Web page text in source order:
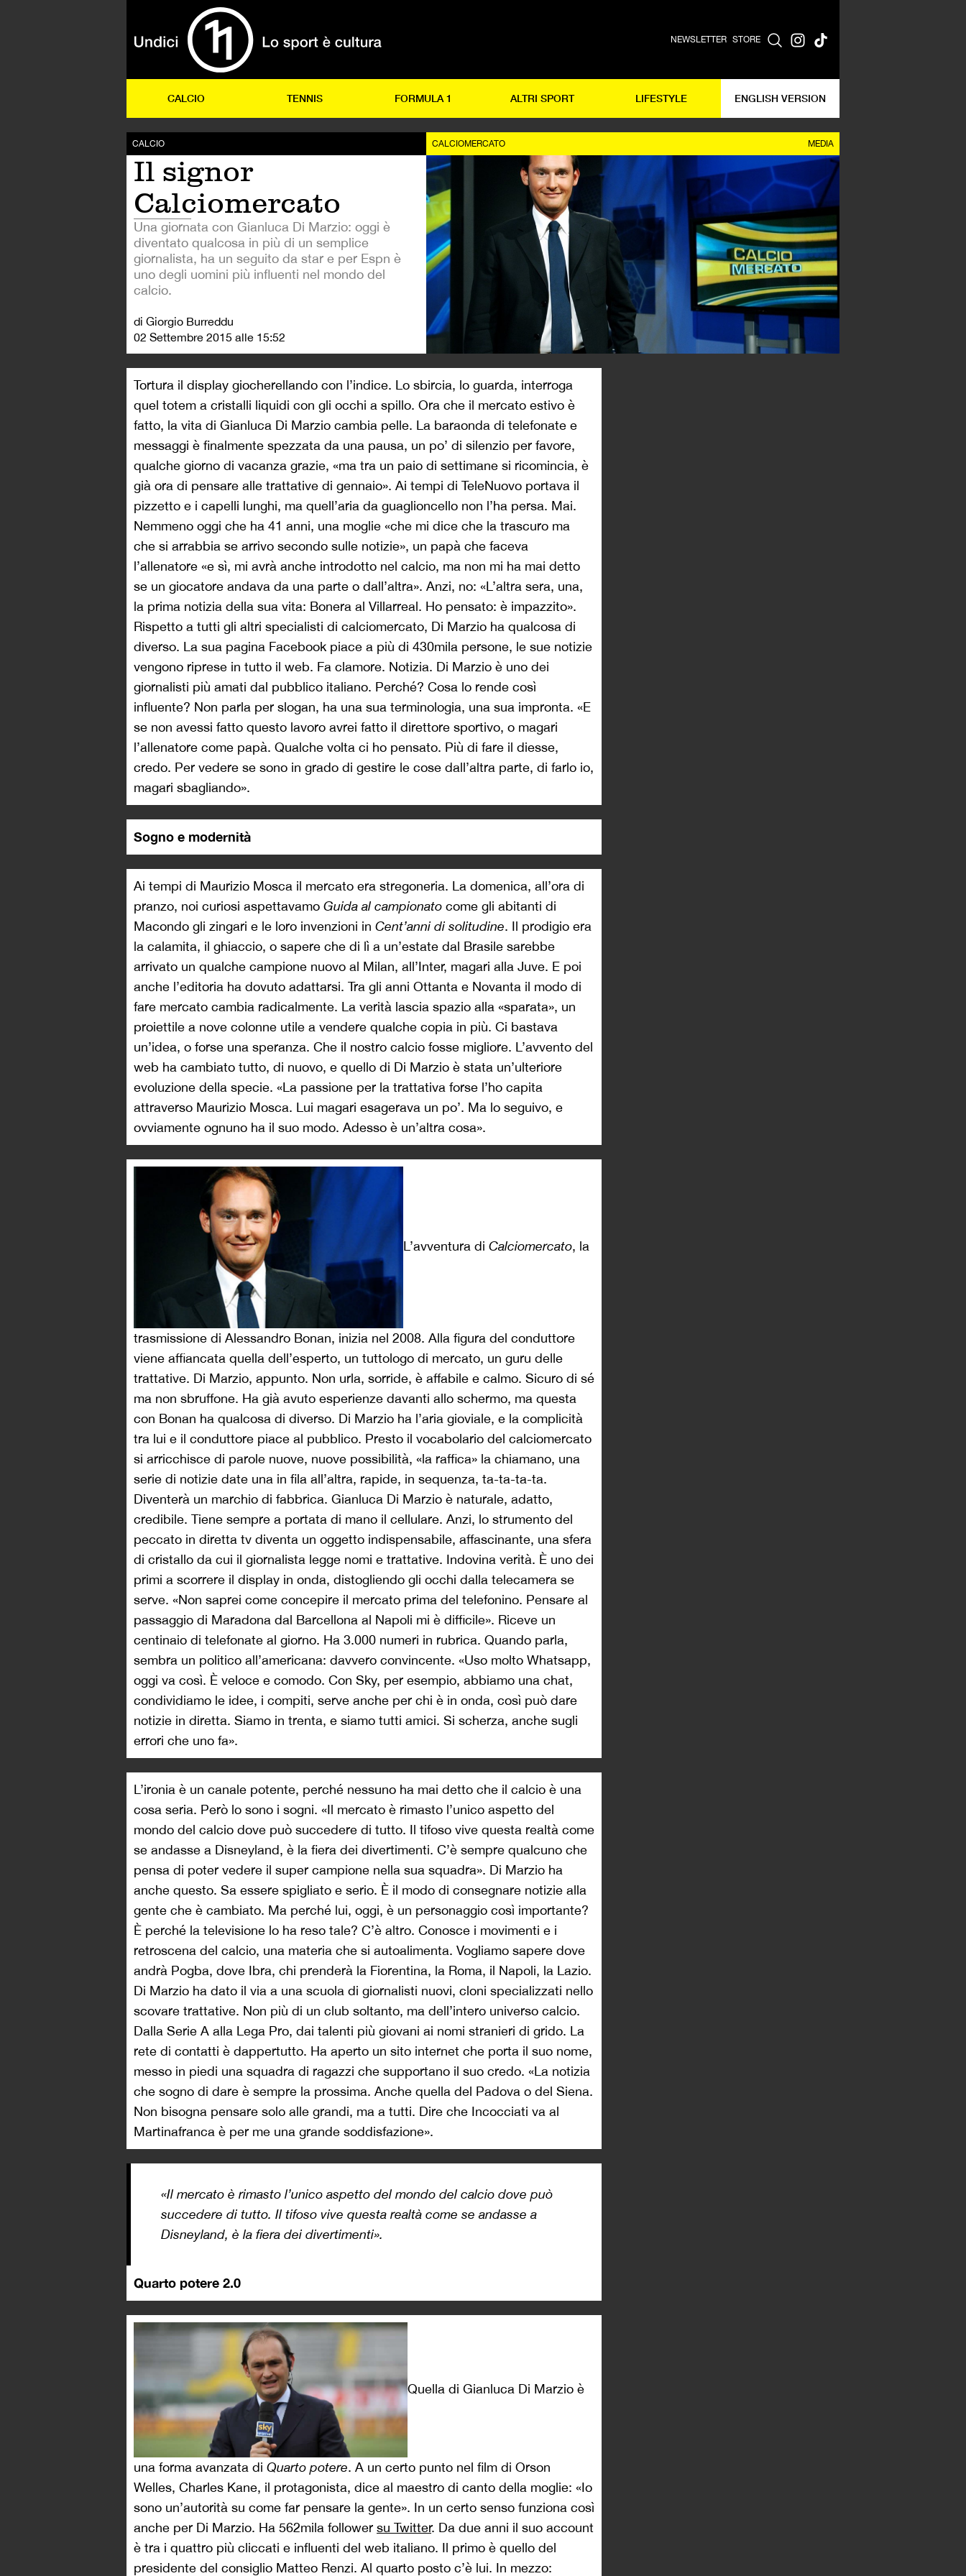
NEWSLETTER STORE
CALCIO TENNIS FORMULA 1 ALTRI SPORT LIFESTYLE ENGLISH VERSION
CALCIO
Il signor
Calciomercato
Una giornata con Gianluca Di Marzio: oggi è
diventato qualcosa in più di un semplice
giornalista, ha un seguito da star e per Espn è
uno degli uomini più influenti nel mondo del
calcio.
di Giorgio Burreddu
02 Settembre 2015 alle 15:52
CALCIOMERCATO MEDIA
Tortura il display giocherellando con l’indice. Lo sbircia, lo guarda, interroga
quel totem a cristalli liquidi con gli occhi a spillo. Ora che il mercato estivo è
fatto, la vita di Gianluca Di Marzio cambia pelle. La baraonda di telefonate e
messaggi è finalmente spezzata da una pausa, un po’ di silenzio per favore,
qualche giorno di vacanza grazie, «ma tra un paio di settimane si ricomincia, è
già ora di pensare alle trattative di gennaio». Ai tempi di TeleNuovo portava il
pizzetto e i capelli lunghi, ma quell’aria da guaglioncello non l’ha persa. Mai.
Nemmeno oggi che ha 41 anni, una moglie «che mi dice che la trascuro ma
che si arrabbia se arrivo secondo sulle notizie», un papà che faceva
l’allenatore «e sì, mi avrà anche introdotto nel calcio, ma non mi ha mai detto
se un giocatore andava da una parte o dall’altra». Anzi, no: «L’altra sera, una,
la prima notizia della sua vita: Bonera al Villarreal. Ho pensato: è impazzito».
Rispetto a tutti gli altri specialisti di calciomercato, Di Marzio ha qualcosa di
diverso. La sua pagina Facebook piace a più di 430mila persone, le sue notizie
vengono riprese in tutto il web. Fa clamore. Notizia. Di Marzio è uno dei
giornalisti più amati dal pubblico italiano. Perché? Cosa lo rende così
influente? Non parla per slogan, ha una sua terminologia, una sua impronta. «E
se non avessi fatto questo lavoro avrei fatto il direttore sportivo, o magari
l’allenatore come papà. Qualche volta ci ho pensato. Più di fare il diesse,
credo. Per vedere se sono in grado di gestire le cose dall’altra parte, di farlo io,
magari sbagliando».
Sogno e modernità
Ai tempi di Maurizio Mosca il mercato era stregoneria. La domenica, all’ora di
pranzo, noi curiosi aspettavamo Guida al campionato come gli abitanti di
Macondo gli zingari e le loro invenzioni in Cent’anni di solitudine. Il prodigio era
la calamita, il ghiaccio, o sapere che di lì a un’estate dal Brasile sarebbe
arrivato un qualche campione nuovo al Milan, all’Inter, magari alla Juve. E poi
anche l’editoria ha dovuto adattarsi. Tra gli anni Ottanta e Novanta il modo di
fare mercato cambia radicalmente. La verità lascia spazio alla «sparata», un
proiettile a nove colonne utile a vendere qualche copia in più. Ci bastava
un’idea, o forse una speranza. Che il nostro calcio fosse migliore. L’avvento del
web ha cambiato tutto, di nuovo, e quello di Di Marzio è stata un’ulteriore
evoluzione della specie. «La passione per la trattativa forse l’ho capita
attraverso Maurizio Mosca. Lui magari esagerava un po’. Ma lo seguivo, e
ovviamente ognuno ha il suo modo. Adesso è un’altra cosa».
L’avventura di Calciomercato, la
trasmissione di Alessandro Bonan, inizia nel 2008. Alla figura del conduttore
viene affiancata quella dell’esperto, un tuttologo di mercato, un guru delle
trattative. Di Marzio, appunto. Non urla, sorride, è affabile e calmo. Sicuro di sé
ma non sbruffone. Ha già avuto esperienze davanti allo schermo, ma questa
con Bonan ha qualcosa di diverso. Di Marzio ha l’aria gioviale, e la complicità
tra lui e il conduttore piace al pubblico. Presto il vocabolario del calciomercato
si arricchisce di parole nuove, nuove possibilità, «la raffica» la chiamano, una
serie di notizie date una in fila all’altra, rapide, in sequenza, ta-ta-ta-ta.
Diventerà un marchio di fabbrica. Gianluca Di Marzio è naturale, adatto,
credibile. Tiene sempre a portata di mano il cellulare. Anzi, lo strumento del
peccato in diretta tv diventa un oggetto indispensabile, affascinante, una sfera
di cristallo da cui il giornalista legge nomi e trattative. Indovina verità. È uno dei
primi a scorrere il display in onda, distogliendo gli occhi dalla telecamera se
serve. «Non saprei come concepire il mercato prima del telefonino. Pensare al
passaggio di Maradona dal Barcellona al Napoli mi è difficile». Riceve un
centinaio di telefonate al giorno. Ha 3.000 numeri in rubrica. Quando parla,
sembra un politico all’americana: davvero convincente. «Uso molto Whatsapp,
oggi va così. È veloce e comodo. Con Sky, per esempio, abbiamo una chat,
condividiamo le idee, i compiti, serve anche per chi è in onda, così può dare
notizie in diretta. Siamo in trenta, e siamo tutti amici. Si scherza, anche sugli
errori che uno fa».
L’ironia è un canale potente, perché nessuno ha mai detto che il calcio è una
cosa seria. Però lo sono i sogni. «Il mercato è rimasto l’unico aspetto del
mondo del calcio dove può succedere di tutto. Il tifoso vive questa realtà come
se andasse a Disneyland, è la fiera dei divertimenti. C’è sempre qualcuno che
pensa di poter vedere il super campione nella sua squadra». Di Marzio ha
anche questo. Sa essere spigliato e serio. È il modo di consegnare notizie alla
gente che è cambiato. Ma perché lui, oggi, è un personaggio così importante?
È perché la televisione lo ha reso tale? C’è altro. Conosce i movimenti e i
retroscena del calcio, una materia che si autoalimenta. Vogliamo sapere dove
andrà Pogba, dove Ibra, chi prenderà la Fiorentina, la Roma, il Napoli, la Lazio.
Di Marzio ha dato il via a una scuola di giornalisti nuovi, cloni specializzati nello
scovare trattative. Non più di un club soltanto, ma dell’intero universo calcio.
Dalla Serie A alla Lega Pro, dai talenti più giovani ai nomi stranieri di grido. La
rete di contatti è dappertutto. Ha aperto un sito internet che porta il suo nome,
messo in piedi una squadra di ragazzi che supportano il suo credo. «La notizia
che sogno di dare è sempre la prossima. Anche quella del Padova o del Siena.
Non bisogna pensare solo alle grandi, ma a tutti. Dire che Incocciati va al
Martinafranca è per me una grande soddisfazione».
«Il mercato è rimasto l’unico aspetto del mondo del calcio dove può
succedere di tutto. Il tifoso vive questa realtà come se andasse a
Disneyland, è la fiera dei divertimenti».
Quarto potere 2.0
Quella di Gianluca Di Marzio è
una forma avanzata di Quarto potere. A un certo punto nel film di Orson
Welles, Charles Kane, il protagonista, dice al maestro di canto della moglie: «Io
sono un’autorità su come far pensare la gente». In un certo senso funziona così
anche per Di Marzio. Ha 562mila follower su Twitter. Da due anni il suo account
è tra i quattro più cliccati e influenti del web italiano. Il primo è quello del
presidente del consiglio Matteo Renzi. Al quarto posto c’è lui. In mezzo: